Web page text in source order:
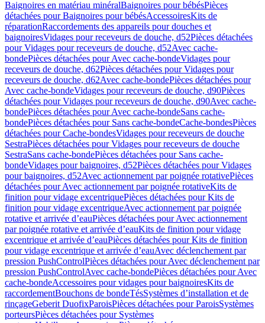
Baignoires en matériau minéralBaignoires pour bébésPièces
détachées pour Baignoires pour bébésAccessoiresKits de
réparationRaccordements des appareils pour douches et
baignoiresVidages pour receveurs de douche, d52Pièces détachées
pour Vidages pour receveurs de douche, d52Avec cache-
bondePièces détachées pour Avec cache-bondeVidages pour
receveurs de douche, d62Pièces détachées pour Vidages pour
receveurs de douche, d62Avec cache-bondePièces détachées pour
Avec cache-bondeVidages pour receveurs de douche, d90Pièces
détachées pour Vidages pour receveurs de douche, d90Avec cache-
bondePièces détachées pour Avec cache-bondeSans cache-
bondePièces détachées pour Sans cache-bondeCache-bondesPièces
détachées pour Cache-bondesVidages pour receveurs de douche
SestraPièces détachées pour Vidages pour receveurs de douche
SestraSans cache-bondePièces détachées pour Sans cache-
bondeVidages pour baignoires, d52Pièces détachées pour Vidages
pour baignoires, d52Avec actionnement par poignée rotativePièces
détachées pour Avec actionnement par poignée rotativeKits de
finition pour vidage excentriquePièces détachées pour Kits de
finition pour vidage excentriqueAvec actionnement par poignée
rotative et arrivée d’eauPièces détachées pour Avec actionnement
par poignée rotative et arrivée d’eauKits de finition pour vidage
excentrique et arrivée d’eauPièces détachées pour Kits de finition
pour vidage excentrique et arrivée d’eauAvec déclenchement par
pression PushControlPièces détachées pour Avec déclenchement par
pression PushControlAvec cache-bondePièces détachées pour Avec
cache-bondeAccessoires pour vidages pour baignoiresKits de
raccordementBouchons de bondeTésSystèmes d’installation et de
rinçageGeberit DuofixParoisPièces détachées pour ParoisSystèmes
porteursPièces détachées pour Systèmes